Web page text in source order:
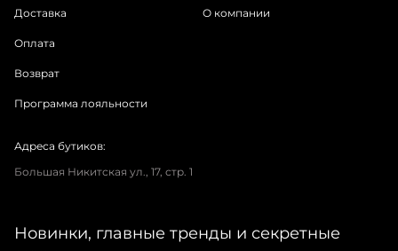
Доставка
Оплата
Возврат
Программа лояльности
О компании
Адреса бутиков:
Большая Никитская ул., 17, стр. 1
Новинки, главные тренды и секретные